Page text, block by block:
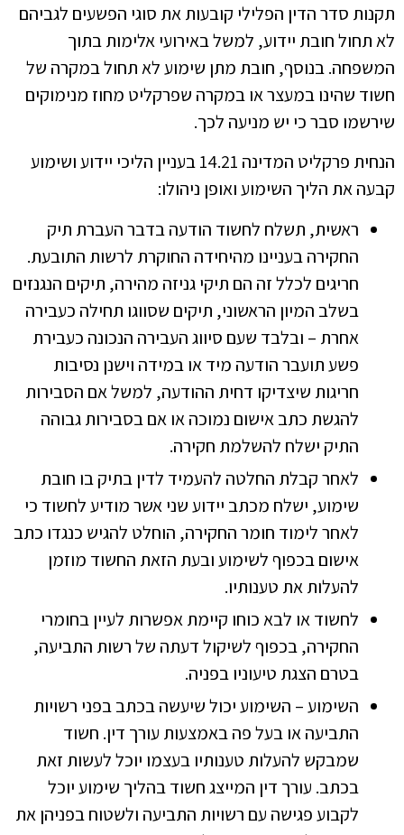
תקנות סדר הדין הפלילי קובעות את סוגי הפשעים לגביהם
לא תחול חובת יידוע, למשל באירועי אלימות בתוך
המשפחה. בנוסף, חובת מתן שימוע לא תחול במקרה של
חשוד שהינו במעצר או במקרה שפרקליט מחוז מנימוקים
שירשמו סבר כי יש מניעה לכך.
הנחית פרקליט המדינה 14.21 בעניין הליכי יידוע ושימוע
קבעה את הליך השימוע ואופן ניהולו:
ראשית, תשלח לחשוד הודעה בדבר העברת תיק
החקירה בעניינו מהיחידה החוקרת לרשות התובעת.
חריגים לכלל זה הם תיקי גניזה מהירה, תיקים הנגנזים
בשלב המיון הראשוני, תיקים שסווגו תחילה כעבירה
אחרת – ובלבד שעם סיווג העבירה הנכונה כעבירת
פשע תועבר הודעה מיד או במידה וישנן נסיבות
חריגות שיצדיקו דחית ההודעה, למשל אם הסבירות
להגשת כתב אישום נמוכה או אם בסבירות גבוהה
התיק ישלח להשלמת חקירה.
לאחר קבלת החלטה להעמיד לדין בתיק בו חובת
שימוע, ישלח מכתב יידוע שני אשר מודיע לחשוד כי
לאחר לימוד חומר החקירה, הוחלט להגיש כנגדו כתב
אישום בכפוף לשימוע ובעת הזאת החשוד מוזמן
להעלות את טענותיו.
לחשוד או לבא כוחו קיימת אפשרות לעיין בחומרי
החקירה, בכפוף לשיקול דעתה של רשות התביעה,
בטרם הצגת טיעוניו בפניה.
השימוע – השימוע יכול שיעשה בכתב בפני רשויות
התביעה או בעל פה באמצעות עורך דין. חשוד
שמבקש להעלות טענותיו בעצמו יוכל לעשות זאת
בכתב. עורך דין המייצג חשוד בהליך שימוע יוכל
לקבוע פגישה עם רשויות התביעה ולשטוח בפניהן את